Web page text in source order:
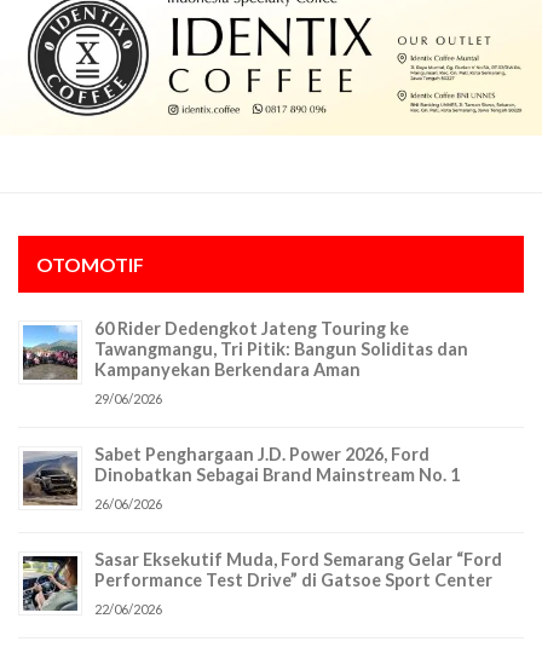
OTOMOTIF
60 Rider Dedengkot Jateng Touring ke
Tawangmangu, Tri Pitik: Bangun Soliditas dan
Kampanyekan Berkendara Aman
29/06/2026
Sabet Penghargaan J.D. Power 2026, Ford
Dinobatkan Sebagai Brand Mainstream No. 1
26/06/2026
Sasar Eksekutif Muda, Ford Semarang Gelar “Ford
Performance Test Drive” di Gatsoe Sport Center
22/06/2026